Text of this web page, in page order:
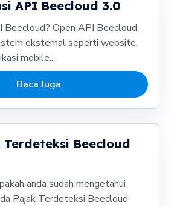
API Beecloud 3.0
Beecloud? Open API Beecloud
eksternal seperti website,
mobile...
Baca Juga
Terdeteksi Beecloud
anda sudah mengetahui
Pajak Terdeteksi Beecloud